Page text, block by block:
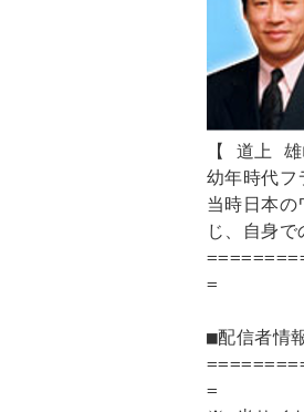
【 道上
幼年時代
当時日本
じ、自身
=
■配信者情
=